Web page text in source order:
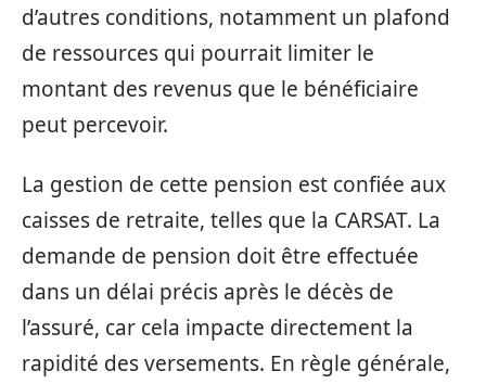
d’autres conditions, notamment un plafond
de ressources qui pourrait limiter le
montant des revenus que le bénéficiaire
peut percevoir.
La gestion de cette pension est confiée aux
caisses de retraite, telles que la CARSAT. La
demande de pension doit être effectuée
dans un délai précis après le décès de
l’assuré, car cela impacte directement la
rapidité des versements. En règle générale,